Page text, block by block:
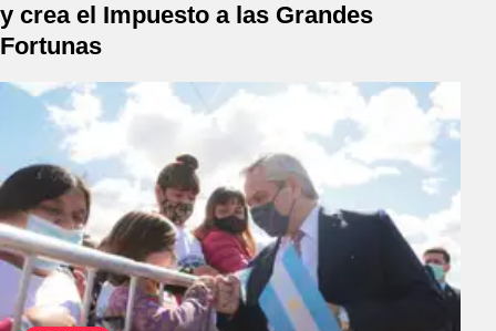
y crea el Impuesto a las Grandes
Fortunas